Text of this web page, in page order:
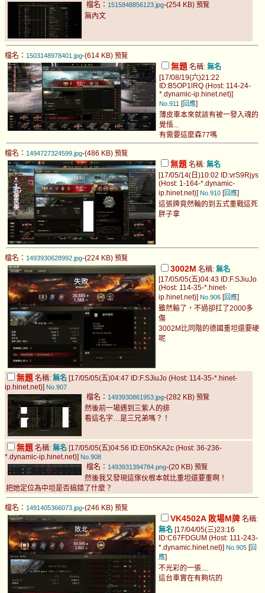
檔名： 1515848856123.jpg-(254 KB) 預覽
無內文
檔名： 1503148978401.jpg-(614 KB) 預覽
無題 名稱: 無名
[17/08/19(六)21:22
ID:B5OP1lRQ (Host: 114-24-
*.dynamic-ip.hinet.net)]
No.911 [ 回應]
薄皮車本來就該有被一發入魂的
覺悟...
有需要這麼森77嗎
檔名： 1494727324599.jpg-(486 KB) 預覽
無題 名稱: 無名
[17/05/14(日)10:02 ID:vrS9Rjys
(Host: 1-164-*.dynamic-
ip.hinet.net)] No.910 [ 回應]
這張牌竟然輪的到五式重戰這死
胖子拿
檔名： 1493930628992.jpg-(224 KB) 預覽
3002M 名稱: 無名
[17/05/05(五)04:43 ID:F.SJiuJo
(Host: 114-35-*.hinet-
ip.hinet.net)] No.906 [ 回應]
雖然輸了，不過卻扛了2000多
傷
3002M比同階的德國重坦還要硬
呢
無題 名稱: 無名 [17/05/05(五)04:47 ID:F.SJiuJo (Host: 114-35-*.hinet-
ip.hinet.net)] No.907
檔名： 1493930861953.jpg-(282 KB) 預覽
然後前一場遇到三紫人的排
看這名字…是三兄弟嗎？！
無題 名稱: 無名 [17/05/05(五)04:56 ID:E0h5KA2c (Host: 36-236-
*.dynamic-ip.hinet.net)] No.908
檔名： 1493931394784.png-(20 KB) 預覽
然後我又發現這傢伙根本就比重坦還要重啊！
把她定位為中坦是否搞錯了什麼？
檔名： 1491405366073.jpg-(246 KB) 預覽
VK4502A 敗場M牌 名稱:
無名 [17/04/05(三)23:16
ID:C67FDGUM (Host: 111-243-
*.dynamic.hinet.net)] No.905 [回
應]
不光彩的一張....
這台車實在有夠坑的